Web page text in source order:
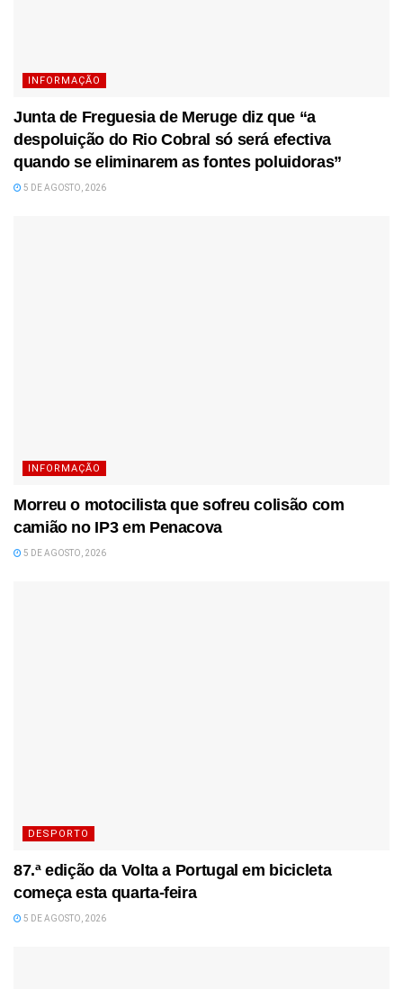
INFORMAÇÃO
Junta de Freguesia de Meruge diz que “a
despoluição do Rio Cobral só será efectiva
quando se eliminarem as fontes poluidoras”
5 DE AGOSTO, 2026
INFORMAÇÃO
Morreu o motocilista que sofreu colisão com
camião no IP3 em Penacova
5 DE AGOSTO, 2026
DESPORTO
87.ª edição da Volta a Portugal em bicicleta
começa esta quarta-feira
5 DE AGOSTO, 2026